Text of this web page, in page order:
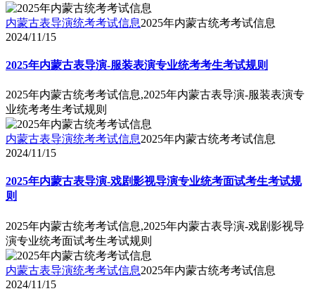
内蒙古表导演统考考试信息2025年内蒙古统考考试信息
2024/11/15
2025年内蒙古表导演-服装表演专业统考考生考试规则
2025年内蒙古统考考试信息,2025年内蒙古表导演-服装表演专
业统考考生考试规则
内蒙古表导演统考考试信息2025年内蒙古统考考试信息
2024/11/15
2025年内蒙古表导演-戏剧影视导演专业统考面试考生考试规
则
2025年内蒙古统考考试信息,2025年内蒙古表导演-戏剧影视导
演专业统考面试考生考试规则
内蒙古表导演统考考试信息2025年内蒙古统考考试信息
2024/11/15